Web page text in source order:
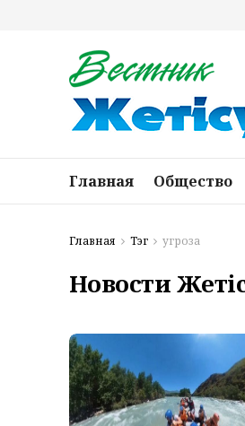
Главная Общество
Главная Тэг угроза
Новости